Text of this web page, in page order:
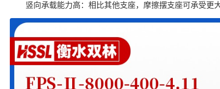
竖向承载能力高：相比其他支座，摩擦摆支座可承受更